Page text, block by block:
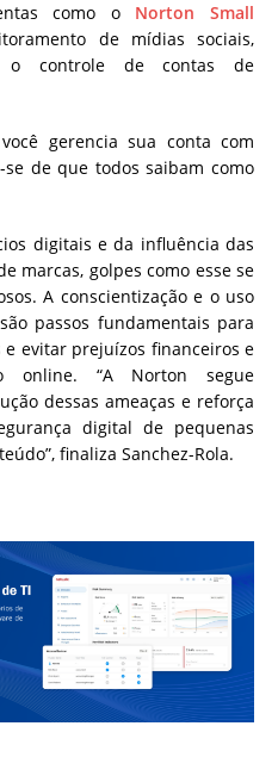
como oNorton Small
de mídias sociais,
controle de contas de
gerencia sua conta com
de que todos saibam como
digitais e da influência das
marcas, golpes como esse se
A conscientização e o uso
passos fundamentais para
evitar prejuízos financeiros e
online. “A Norton segue
dessas ameaças e reforça
digital de pequenas
finaliza Sanchez-Rola.